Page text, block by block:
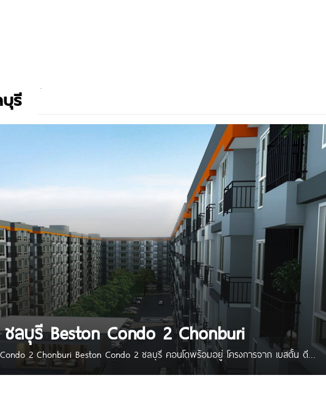
รี
ลบุรี Beston Condo 2 Chonburi
2 Chonburi Beston Condo 2 ชลบุรี คอนโดพร้อมอยู่ โครงการจาก เบสตั้น ดี
วฬ่อ ต.ดอนหัวฬ่อ อ.เมือง จ.ชลบุรี ใกล้นิคมฯอมตะนคร, สถานีตำรวจหัวฬ่อ และ พลัส